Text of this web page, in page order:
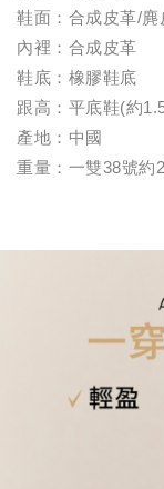
鞋面：合成皮革/麂
內裡：合成皮革
鞋底：橡膠鞋底
跟高：平底鞋(約
產地：中國
重量：一雙38號約